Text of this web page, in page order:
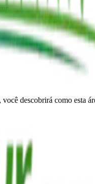
descobrirá como esta